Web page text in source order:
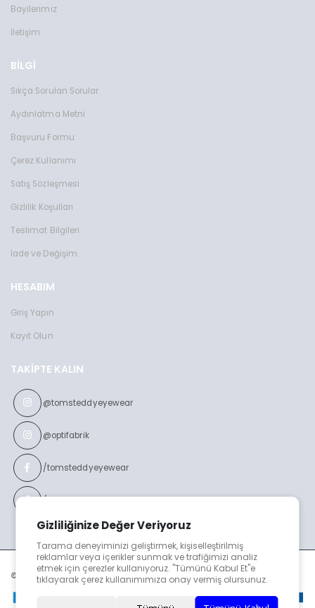
Gizliliğinize Değer Veriyoruz
Tarama deneyiminizi geliştirmek, kişiselleştirilmiş
reklamlar veya içerikler sunmak ve trafiğimizi analiz
etmek için çerezler kullanıyoruz. "Tümünü Kabul Et"e
tıklayarak çerez kullanımımıza onay vermiş olursunuz.
Bayilerimiz
İletişim
BİLGİ
Sıkça Sorulan Sorular
Aydınlatma Metni
Başvuru Formu
Çerez Kullanımı
Satış Sözleşmesi
Gizlilik Koşulları
Teslimat Bilgileri
İade ve Değişim
HESABIM
Giriş Yapın
Kayıt Olun
TAKIPTE KALIN
@tomsteddyeyewear
@optifabrik
/tomsteddyeyewear
/optifabrikeyewear
© TOMS TEDDY v2023